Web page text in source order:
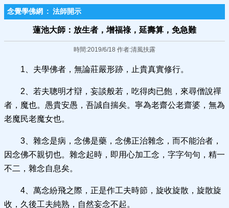
念覺學佛網 : 法師開示
蓮池大師：放生者，增福祿，延壽算，免急難
時間:2019/6/18 作者:清風扶露
1、夫學佛者，無論莊嚴形跡，止貴真實修行。
2、若夫聰明才辯，妄談般若，吃得肉已飽，來尋僧說禪
者，魔也。愚貴安愚，吾誠自揣矣。寧為老齋公老齋婆，無為
老魔民老魔女也。
3、雜念是病，念佛是藥，念佛正治雜念，而不能治者，
因念佛不親切也。雜念起時，即用心加工念，字字句句，精一
不二，雜念自息矣。
4、萬念紛飛之際，正是作工夫時節，旋收旋散，旋散旋
收，久後工夫純熟，自然妄念不起。